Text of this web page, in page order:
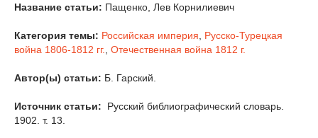
Название статьи: Пащенко, Лев Корнилиевич
Категория темы: Российская империя
Русско-Турецкая
война 1806-1812 гг.
Отечественная война 1812 г.
Автор(ы) статьи: Б. Гарский.
Источник статьи:
Русский библиографический словарь.
1902. т. 13.